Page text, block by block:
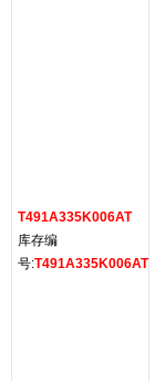
T491A335K006AT
库存编
号:T491A335K006AT